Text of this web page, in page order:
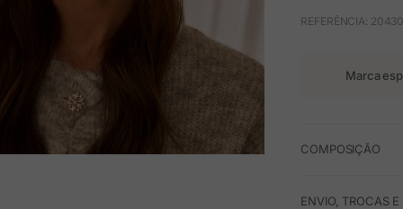
REFERÊNCIA:
Marca
COMPOSIÇÃO
ENVIO, TROCAS